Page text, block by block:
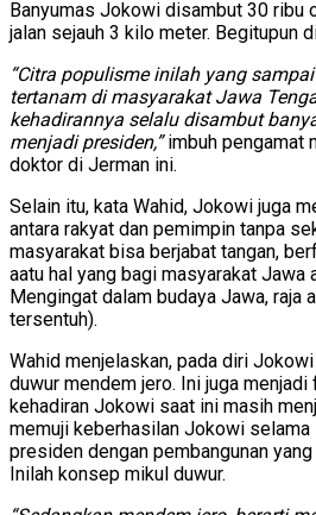
Banyumas Jokowi disambut 30 ribu
jalan sejauh 3 kilo meter. Begitupun
“Citra populisme inilah yang
tertanam di masyarakat Jawa
kehadirannya selalu disambut
menjadi presiden,”imbuh pengamat
doktor di Jerman ini.
Selain itu, kata Wahid, Jokowi juga
antara rakyat dan pemimpin tanpa
masyarakat bisa berjabat tangan,
aatu hal yang bagi masyarakat Jawa
Mengingat dalam budaya Jawa, raja
tersentuh).
Wahid menjelaskan, pada diri
duwur mendem jero. Ini juga
kehadiran Jokowi saat ini masih
memuji keberhasilan Jokowi selama
presiden dengan pembangunan
Inilah konsep mikul duwur.